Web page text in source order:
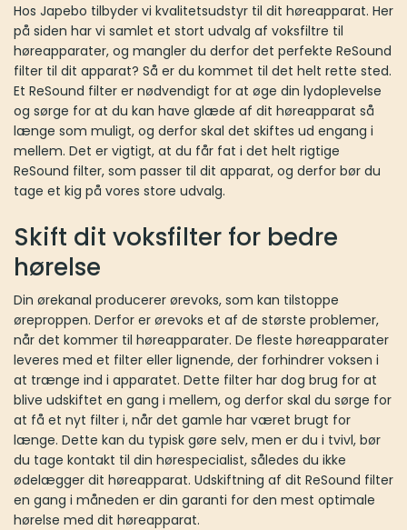
Hos Japebo tilbyder vi kvalitetsudstyr til dit høreapparat. Her
på siden har vi samlet et stort udvalg af voksfiltre til
høreapparater, og mangler du derfor det perfekte ReSound
filter til dit apparat? Så er du kommet til det helt rette sted.
Et ReSound filter er nødvendigt for at øge din lydoplevelse
og sørge for at du kan have glæde af dit høreapparat så
længe som muligt, og derfor skal det skiftes ud engang i
mellem. Det er vigtigt, at du får fat i det helt rigtige
ReSound filter, som passer til dit apparat, og derfor bør du
tage et kig på vores store udvalg.
Skift dit voksfilter for bedre
hørelse
Din ørekanal producerer ørevoks, som kan tilstoppe
øreproppen. Derfor er ørevoks et af de største problemer,
når det kommer til høreapparater. De fleste høreapparater
leveres med et filter eller lignende, der forhindrer voksen i
at trænge ind i apparatet. Dette filter har dog brug for at
blive udskiftet en gang i mellem, og derfor skal du sørge for
at få et nyt filter i, når det gamle har været brugt for
længe. Dette kan du typisk gøre selv, men er du i tvivl, bør
du tage kontakt til din hørespecialist, således du ikke
ødelægger dit høreapparat. Udskiftning af dit ReSound filter
en gang i måneden er din garanti for den mest optimale
hørelse med dit høreapparat.